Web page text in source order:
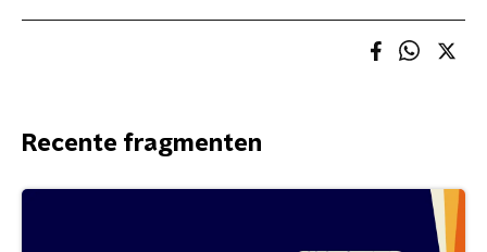
Recente fragmenten